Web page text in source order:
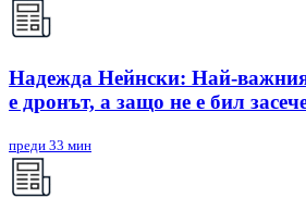
Надежда Нейнски: Най-
е дронът, а защо не е бил
преди 33 мин